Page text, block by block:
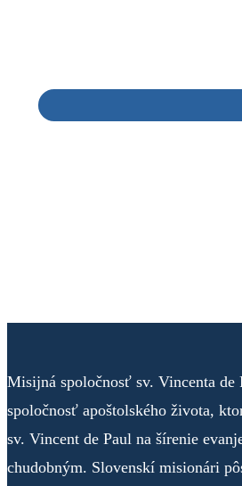
Misijná spoločnosť sv. Vincenta
spoločnosť apoštolského života,
sv. Vincent de Paul na šírenie
chudobným. Slovenskí misionári